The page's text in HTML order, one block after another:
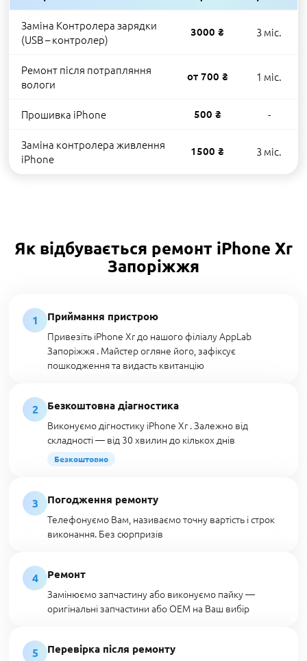
Заміна Контролера зарядки
(USB – контролер)
3000 ₴ 3 міс.
Ремонт після потрапляння
вологи
от 700 ₴ 1 міс.
Прошивка iPhone 500 ₴ -
Заміна контролера живлення
iPhone
1500 ₴ 3 міс.
Як відбувається ремонт iPhone Xr
Запоріжжя
1
Приймання пристрою
Привезіть iPhone Xr до нашого філіалу AppLab
Запоріжжя . Майстер огляне його, зафіксує
пошкодження та видасть квитанцію
2
Безкоштовна діагностика
Виконуємо дігностику iPhone Xr . Залежно від
складності — від 30 хвилин до кількох днів
Безкоштовно
3
Погодження ремонту
Телефонуємо Вам, називаємо точну вартість і строк
виконання. Без сюрпризів
4
Ремонт
Замінюємо запчастину або виконуємо пайку —
оригінальні запчастини або OEM на Ваш вибір
5
Перевірка після ремонту